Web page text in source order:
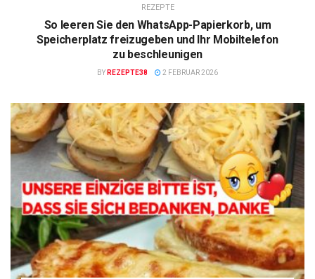
REZEPTE
So leeren Sie den WhatsApp-Papierkorb, um
Speicherplatz freizugeben und Ihr Mobiltelefon
zu beschleunigen
BY REZEPTE38 2 FEBRUAR 2026